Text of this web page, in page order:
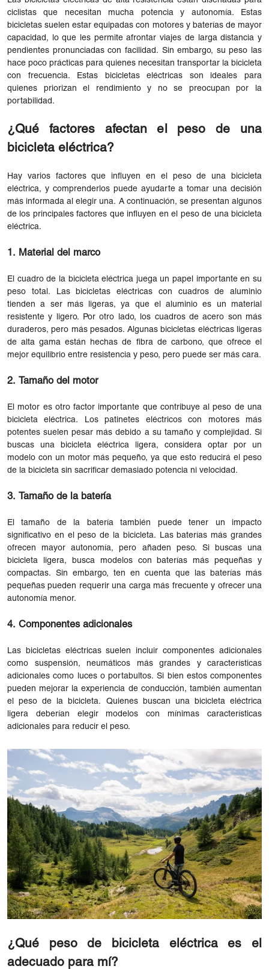
ciclistas que necesitan mucha potencia y autonomía. Estas
bicicletas suelen estar equipadas con motores y baterías de mayor
capacidad, lo que les permite afrontar viajes de larga distancia y
pendientes pronunciadas con facilidad. Sin embargo, su peso las
hace poco prácticas para quienes necesitan transportar la bicicleta
con frecuencia. Estas bicicletas eléctricas son ideales para
quienes priorizan el rendimiento y no se preocupan por la
portabilidad.
¿Qué factores afectan el peso de una
bicicleta eléctrica?
Hay varios factores que influyen en el peso de una bicicleta
eléctrica, y comprenderlos puede ayudarte a tomar una decisión
más informada al elegir una. A continuación, se presentan algunos
de los principales factores que influyen en el peso de una bicicleta
eléctrica.
1. Material del marco
El cuadro de la bicicleta eléctrica juega un papel importante en su
peso total. Las bicicletas eléctricas con cuadros de aluminio
tienden a ser más ligeras, ya que el aluminio es un material
resistente y ligero. Por otro lado, los cuadros de acero son más
duraderos, pero más pesados. Algunas bicicletas eléctricas ligeras
de alta gama están hechas de fibra de carbono, que ofrece el
mejor equilibrio entre resistencia y peso, pero puede ser más cara.
2. Tamaño del motor
El motor es otro factor importante que contribuye al peso de una
bicicleta eléctrica. Los patinetes eléctricos con motores más
potentes suelen pesar más debido a su tamaño y complejidad. Si
buscas una bicicleta eléctrica ligera, considera optar por un
modelo con un motor más pequeño, ya que esto reducirá el peso
de la bicicleta sin sacrificar demasiado potencia ni velocidad.
3. Tamaño de la batería
El tamaño de la batería también puede tener un impacto
significativo en el peso de la bicicleta. Las baterías más grandes
ofrecen mayor autonomía, pero añaden peso. Si buscas una
bicicleta ligera, busca modelos con baterías más pequeñas y
compactas. Sin embargo, ten en cuenta que las baterías más
pequeñas pueden requerir una carga más frecuente y ofrecer una
autonomía menor.
4. Componentes adicionales
Las bicicletas eléctricas suelen incluir componentes adicionales
como suspensión, neumáticos más grandes y características
adicionales como luces o portabultos. Si bien estos componentes
pueden mejorar la experiencia de conducción, también aumentan
el peso de la bicicleta. Quienes buscan una bicicleta eléctrica
ligera deberían elegir modelos con mínimas características
adicionales para reducir el peso.
¿Qué peso de bicicleta eléctrica es el
adecuado para mí?